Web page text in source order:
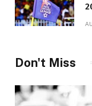
Don't Miss